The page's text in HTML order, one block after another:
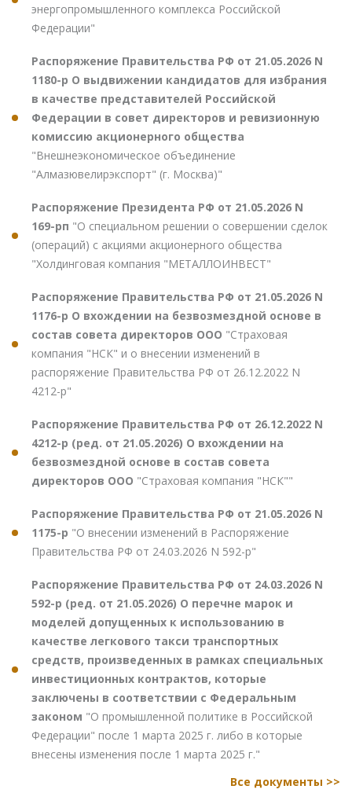
энергопромышленного комплекса Российской
Федерации"
Распоряжение Правительства РФ от 21.05.2026 N
1180-р О выдвижении кандидатов для избрания
в качестве представителей Российской
Федерации в совет директоров и ревизионную
комиссию акционерного общества
"Внешнеэкономическое объединение
"Алмазювелирэкспорт" (г. Москва)"
Распоряжение Президента РФ от 21.05.2026 N
169-рп "О специальном решении о совершении сделок
(операций) с акциями акционерного общества
"Холдинговая компания "МЕТАЛЛОИНВЕСТ"
Распоряжение Правительства РФ от 21.05.2026 N
1176-р О вхождении на безвозмездной основе в
состав совета директоров ООО "Страховая
компания "НСК" и о внесении изменений в
распоряжение Правительства РФ от 26.12.2022 N
4212-р"
Распоряжение Правительства РФ от 26.12.2022 N
4212-р (ред. от 21.05.2026) О вхождении на
безвозмездной основе в состав совета
директоров ООО "Страховая компания "НСК""
Распоряжение Правительства РФ от 21.05.2026 N
1175-р "О внесении изменений в Распоряжение
Правительства РФ от 24.03.2026 N 592-р"
Распоряжение Правительства РФ от 24.03.2026 N
592-р (ред. от 21.05.2026) О перечне марок и
моделей допущенных к использованию в
качестве легкового такси транспортных
средств, произведенных в рамках специальных
инвестиционных контрактов, которые
заключены в соответствии с Федеральным
законом "О промышленной политике в Российской
Федерации" после 1 марта 2025 г. либо в которые
внесены изменения после 1 марта 2025 г."
Все документы >>